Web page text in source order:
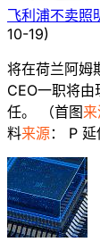
飞利浦不卖照
10-19)
将在荷兰阿姆
CEO一职将由
任。 （首图
料来源： P